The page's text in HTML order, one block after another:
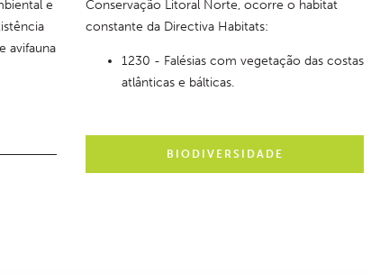
e
avifauna
Conservação Litoral Norte, ocorre o habitat
constante da Directiva Habitats:
1230 - Falésias com vegetação das costas
atlânticas e bálticas.
BIODIVERSIDADE